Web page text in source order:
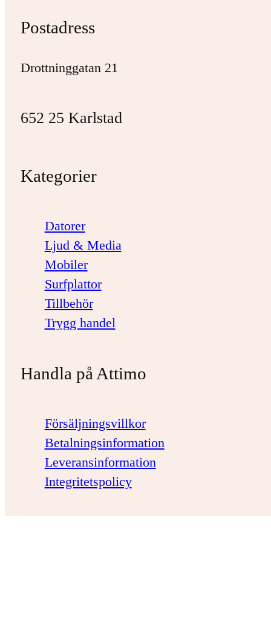
Postadress
Drottninggatan 21
652 25 Karlstad
Kategorier
Datorer
Ljud & Media
Mobiler
Surfplattor
Tillbehör
Trygg handel
Handla på Attimo
Försäljningsvillkor
Betalningsinformation
Leveransinformation
Integritetspolicy